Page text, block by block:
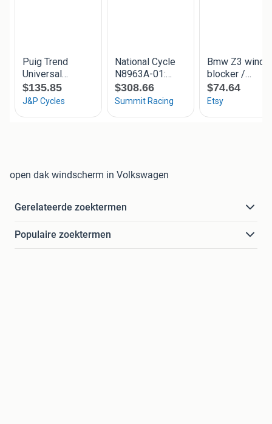
open dak windscherm in Volkswagen
Gerelateerde zoektermen
Populaire zoektermen